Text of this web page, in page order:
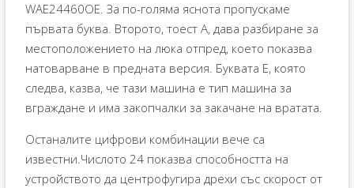
WAE24460OE. За по-голяма яснота пропускаме
първата буква. Второто, тоест А, дава разбиране за
местоположението на люка отпред, което показва
натоварване в предната версия. Буквата E, която
следва, казва, че тази машина е тип машина за
вграждане и има закопчалки за закачане на вратата.
Останалите цифрови комбинации вече са
известни.Числото 24 показва способността на
устройството да центрофугира дрехи със скорост от